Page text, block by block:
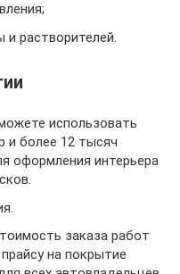
растворителей.
использовать
и более 12 тысяч
оформления интерьера
заказа работ
на покрытие